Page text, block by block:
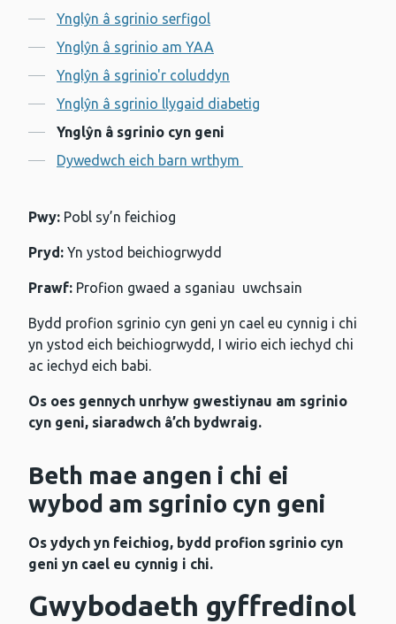
Ynglŷn â sgrinio serfigol
Ynglŷn â sgrinio am YAA
Ynglŷn â sgrinio'r coluddyn
Ynglŷn â sgrinio llygaid diabetig
Ynglŷn â sgrinio cyn geni
Dywedwch eich barn wrthym
Pwy: Pobl sy’n feichiog
Pryd: Yn ystod beichiogrwydd
Prawf: Profion gwaed a sganiau uwchsain
Bydd profion sgrinio cyn geni yn cael eu cynnig i chi
yn ystod eich beichiogrwydd, I wirio eich iechyd chi
ac iechyd eich babi.
Os oes gennych unrhyw gwestiynau am sgrinio
cyn geni, siaradwch â’ch bydwraig.
Beth mae angen i chi ei
wybod am sgrinio cyn geni
Os ydych yn feichiog, bydd profion sgrinio cyn
geni yn cael eu cynnig i chi.
Gwybodaeth gyffredinol